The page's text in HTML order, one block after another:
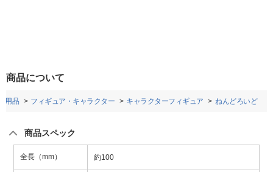
商品について
用品 フィギュア・キャラクター キャラクターフィギュア ねんどろいど
商品スペック
全長（mm） 約100